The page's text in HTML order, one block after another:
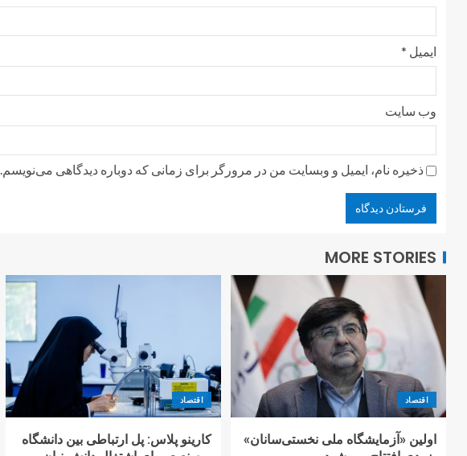
ایمیل *
وب‌ سایت
ذخیره نام، ایمیل و وبسایت من در مرورگر برای زمانی که دوباره دیدگاهی می‌نویسم.
MORE STORIES
اقتصاد
اولین «آزمایشگاه ملی نخستی‌سانان»
اقتصاد
کارینو پلاس: پل ارتباطی بین دانشگاه